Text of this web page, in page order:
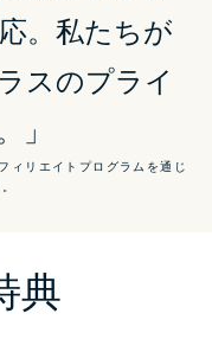
・レジェンド対応
クで スキルショ
。私たちが
スのプライ
」
ィリエイトプログラムを通じ
典